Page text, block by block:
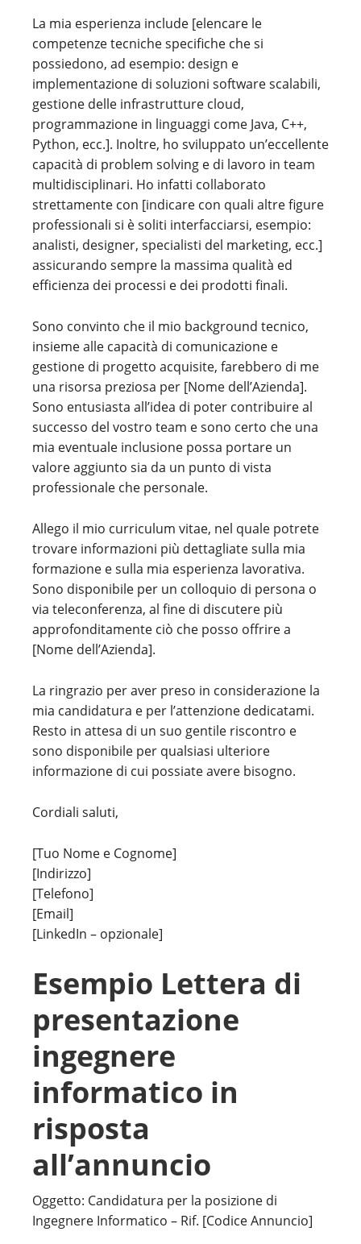
La mia esperienza include [elencare le
competenze tecniche specifiche che si
possiedono, ad esempio: design e
implementazione di soluzioni software scalabili,
gestione delle infrastrutture cloud,
programmazione in linguaggi come Java, C++,
Python, ecc.]. Inoltre, ho sviluppato un’eccellente
capacità di problem solving e di lavoro in team
multidisciplinari. Ho infatti collaborato
strettamente con [indicare con quali altre figure
professionali si è soliti interfacciarsi, esempio:
analisti, designer, specialisti del marketing, ecc.]
assicurando sempre la massima qualità ed
efficienza dei processi e dei prodotti finali.
Sono convinto che il mio background tecnico,
insieme alle capacità di comunicazione e
gestione di progetto acquisite, farebbero di me
una risorsa preziosa per [Nome dell’Azienda].
Sono entusiasta all’idea di poter contribuire al
successo del vostro team e sono certo che una
mia eventuale inclusione possa portare un
valore aggiunto sia da un punto di vista
professionale che personale.
Allego il mio curriculum vitae, nel quale potrete
trovare informazioni più dettagliate sulla mia
formazione e sulla mia esperienza lavorativa.
Sono disponibile per un colloquio di persona o
via teleconferenza, al fine di discutere più
approfonditamente ciò che posso offrire a
[Nome dell’Azienda].
La ringrazio per aver preso in considerazione la
mia candidatura e per l’attenzione dedicatami.
Resto in attesa di un suo gentile riscontro e
sono disponibile per qualsiasi ulteriore
informazione di cui possiate avere bisogno.
Cordiali saluti,
[Tuo Nome e Cognome]
[Indirizzo]
[Telefono]
[Email]
[LinkedIn – opzionale]
Esempio Lettera di
presentazione
ingegnere
informatico in
risposta
all’annuncio
Oggetto: Candidatura per la posizione di
Ingegnere Informatico – Rif. [Codice Annuncio]